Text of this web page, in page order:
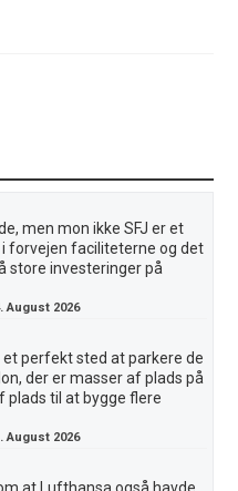
men mon ikke SFJ er et
i forvejen faciliteterne og det
store investeringer på
August 2026
perfekt sted at parkere de
der er masser af plads på
plads til at bygge flere
August 2026